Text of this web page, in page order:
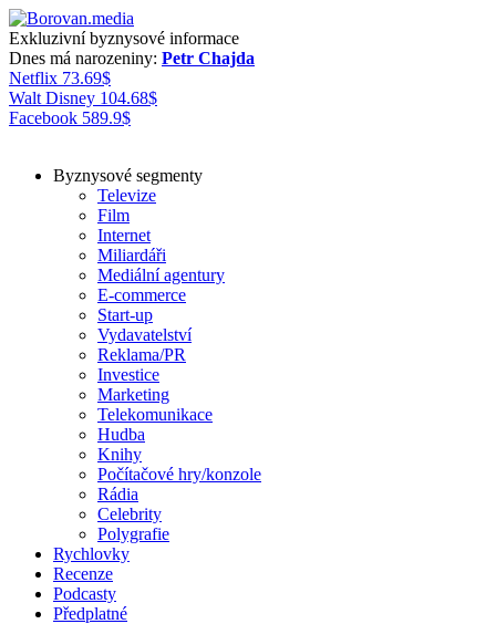
Exkluzivní byznysové informace
Dnes má narozeniny: Petr Chajda
Netflix 73.69$
Walt Disney 104.68$
Facebook 589.9$
Byznysové segmenty
Televize
Film
Internet
Miliardáři
Mediální agentury
E-commerce
Start-up
Vydavatelství
Reklama/PR
Investice
Marketing
Telekomunikace
Hudba
Knihy
Počítačové hry/konzole
Rádia
Celebrity
Polygrafie
Rychlovky
Recenze
Podcasty
Předplatné